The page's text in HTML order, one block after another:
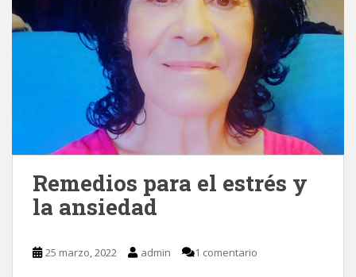
Remedios para el estrés y
la ansiedad
25 marzo, 2022 admin 1 comentario